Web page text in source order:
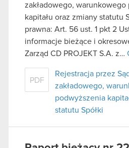
zakładowego, warunkowego
kapitału oraz zmiany statutu
prawna: Art. 56 ust. 1 pkt 2
informacje bieżące i
Zarząd CD PROJEKT S.A. z…
PDF
Rejestracja przez
zakładowego,
podwyższenia
statutu Spółki